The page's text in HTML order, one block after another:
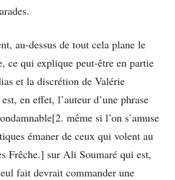
au-dessus de tout cela plane le
ce qui explique peut-être en partie
et la discrétion de Valérie
en effet, l’auteur d’une phrase
même si l’on s’amuse
émaner de ceux qui volent au
Frêche.] sur Ali Soumaré qui est,
fait devrait commander une